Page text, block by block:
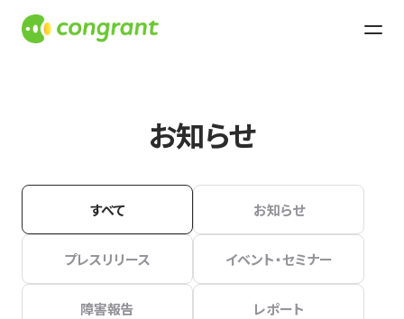
お知らせ
すべて お知らせ
プレスリリース イベント・セミナー
障害報告 レポート